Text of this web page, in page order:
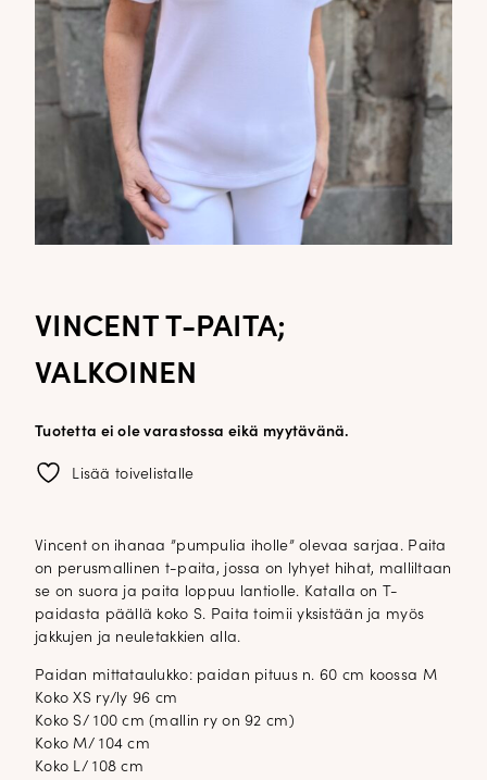
VINCENT T-PAITA;
VALKOINEN
Tuotetta ei ole varastossa eikä myytävänä.
Lisää toivelistalle
Vincent on ihanaa ”pumpulia iholle” olevaa sarjaa. Paita
on perusmallinen t-paita, jossa on lyhyet hihat, malliltaan
se on suora ja paita loppuu lantiolle. Katalla on T-
paidasta päällä koko S. Paita toimii yksistään ja myös
jakkujen ja neuletakkien alla.
Paidan mittataulukko: paidan pituus n. 60 cm koossa M
Koko XS ry/ly 96 cm
Koko S/ 100 cm (mallin ry on 92 cm)
Koko M/ 104 cm
Koko L/ 108 cm